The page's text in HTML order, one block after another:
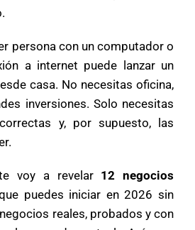
persona con un computador o
a internet puede lanzar un
casa. No necesitas oficina,
inversiones. Solo necesitas
y, por supuesto, las
voy a revelar 12 negocios
puedes iniciar en 2026 sin
reales, probados y con